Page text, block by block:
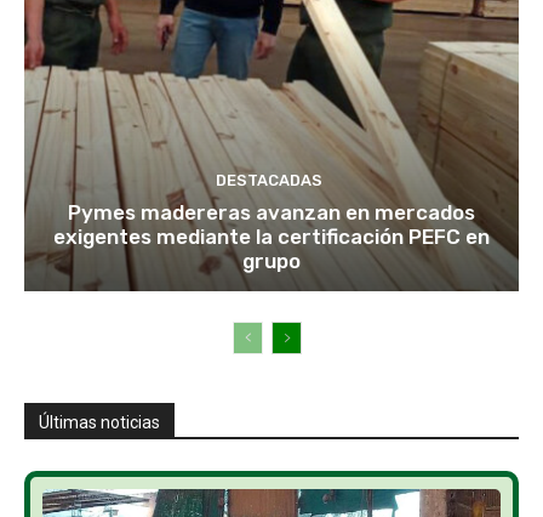
DESTACADAS
Pymes madereras avanzan en mercados
exigentes mediante la certificación PEFC en
grupo
Últimas noticias